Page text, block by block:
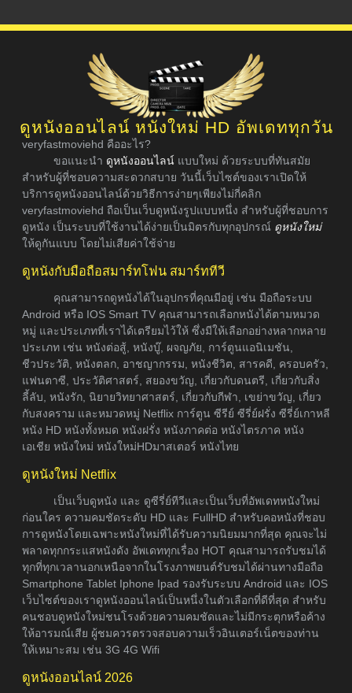
ดูหนังออนไลน์ หนังใหม่ HD อัพเดททุกวัน
veryfastmoviehd คืออะไร?
ขอแนะนำ ดูหนังออนไลน์ แบบใหม่ ด้วยระบบที่ทันสมัย
สำหรับผู้ที่ชอบความสะดวกสบาย วันนี้เว็บไซต์ของเราเปิดให้
บริการดูหนังออนไลน์ด้วยวิธีการง่ายๆเพียงไม่กี่คลิก
veryfastmoviehd ถือเป็นเว็บดูหนังรูปแบบหนึ่ง สำหรับผู้ที่ชอบการ
ดูหนัง เป็นระบบที่ใช้งานได้ง่ายเป็นมิตรกับทุกอุปกรณ์ ดูหนังใหม่
ให้ดูกันแบบ โดยไม่เสียค่าใช้จ่าย
ดูหนังกับมือถือสมาร์ทโฟน สมาร์ททีวี
คุณสามารถดูหนังได้ในอุปกรที่คุณมีอยู่ เช่น มือถือระบบ
Android หรือ IOS Smart TV คุณสามารถเลือกหนังได้ตามหมวด
หมู่ และประเภทที่เราได้เตรียมไว้ให้ ซึ่งมีให้เลือกอย่างหลากหลาย
ประเภท เช่น หนังต่อสู้, หนังบู๊, ผจญภัย, การ์ตูนแอนิเมชัน,
ชีวประวัติ, หนังตลก, อาชญากรรม, หนังชีวิต, สารคดี, ครอบครัว,
แฟนตาซี, ประวัติศาสตร์, สยองขวัญ, เกี่ยวกับดนตรี, เกี่ยวกับสิ่ง
ลี้ลับ, หนังรัก, นิยายวิทยาศาสตร์, เกี่ยวกับกีฬา, เขย่าขวัญ, เกี่ยว
กับสงคราม และหมวดหมู่ Netflix การ์ตูน ซีรีย์ ซีรี่ย์ฝรั่ง ซีรี่ย์เกาหลี
หนัง HD หนังทั้งหมด หนังฝรั่ง หนังภาคต่อ หนังไตรภาค หนัง
เอเชีย หนังใหม่ หนังใหม่HDมาสเตอร์ หนังไทย
ดูหนังใหม่ Netflix
เป็นเว็บดูหนัง และ ดูซีรี่ย์ทีวีและเป็นเว็บที่อัพเดทหนังใหม่
ก่อนใคร ความคมชัดระดับ HD และ FullHD สำหรับคอหนังที่ชอบ
การดูหนังโดยเฉพาะหนังใหม่ที่ได้รับความนิยมมากที่สุด คุณจะไม่
พลาดทุกกระแสหนังดัง อัพเดททุกเรื่อง HOT คุณสามารถรับชมได้
ทุกที่ทุกเวลานอกเหนือจากในโรงภาพยนต์รับชมได้ผ่านทางมือถือ
Smartphone Tablet Iphone Ipad รองรับระบบ Android และ IOS
เว็บไซต์ของเราดูหนังออนไลน์เป็นหนึ่งในตัวเลือกที่ดีที่สุด สำหรับ
คนชอบดูหนังใหม่ชนโรงด้วยความคมชัดและไม่มีกระตุกหรือค้าง
ให้อารมณ์เสีย ผู้ชมควรตรวจสอบความเร็วอินเตอร์เน็ตของท่าน
ให้เหมาะสม เช่น 3G 4G Wifi
ดูหนังออนไลน์ 2026